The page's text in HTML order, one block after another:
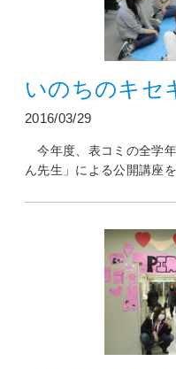
いのちのキ
2016/03/29
今年度、表コミの全学
ん先生」による公開講座